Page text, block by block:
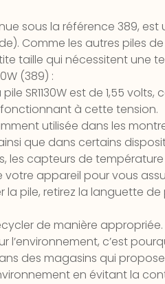
sous la référence 389,
Comme les autres piles
taille qui nécessitent une
(389) :
SR1130W est de 1,55
à cette tension.
utilisée dans les
que dans certains
les capteurs de
appareil pour vous
la pile, retirez la languette
de manière appropriée.
c’est
des magasins qui
en évitant la